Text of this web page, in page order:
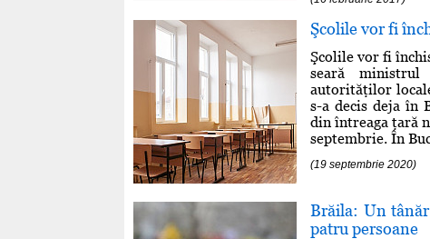
Şcolile vor fi
Şcolile vor fi
seară
autorităţilor
s-a decis deja în
din întreaga ţară
septembrie. În
(19 septembrie 2020)
Brăila: Un
patru persoane